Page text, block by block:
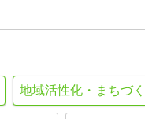
地域活性化・まちづ